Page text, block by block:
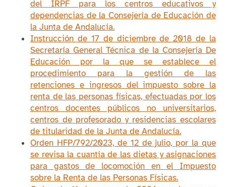
del IRPF para los centros educativos y
dependencias de la Consejería de Educación de
la Junta de Andalucía.
Instrucción de 17 de diciembre de 2018 de la
Secretaría General Técnica de la Consejería De
Educación por la que se establece el
procedimiento para la gestión de las
retenciones e ingresos del impuesto sobre la
renta de las personas físicas, efectuadas por los
centros docentes públicos no universitarios,
centros de profesorado y residencias escolares
de titularidad de la Junta de Andalucía.
Orden HFP/792/2023, de 12 de julio, por la que
se revisa la cuantía de las dietas y asignaciones
para gastos de locomoción en el Impuesto
sobre la Renta de las Personas Físicas.